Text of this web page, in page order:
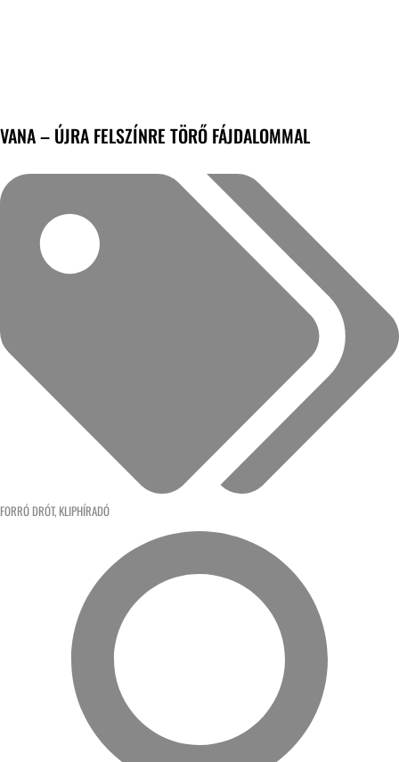
VANA – ÚJRA FELSZÍNRE TÖRŐ FÁJDALOMMAL
FORRÓ DRÓT, KLIPHÍRADÓ